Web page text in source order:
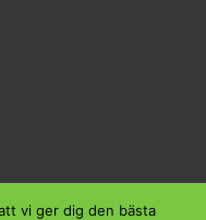
vi ger dig den bästa